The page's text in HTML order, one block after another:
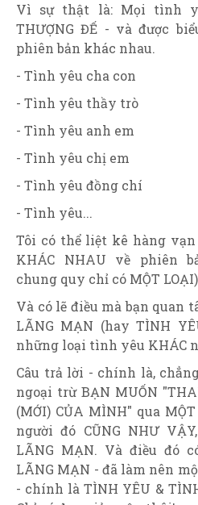
Vì sự thật là: Mọi tình
THƯỢNG ĐẾ - và được
phiên bản khác nhau.
- Tình yêu cha con
- Tình yêu thầy trò
- Tình yêu anh em
- Tình yêu chị em
- Tình yêu đồng chí
- Tình yêu...
Tôi có thể liệt kê hàng
KHÁC NHAU về phiên
chung quy chỉ có MỘT LOẠI)
Và có lẽ điều mà bạn quan
LÃNG MẠN (hay TÌNH
những loại tình yêu KHÁC
Câu trả lời - chính là,
ngoại trừ BẠN MUỐN
(MỚI) CỦA MÌNH" qua
người đó CŨNG NHƯ
LÃNG MẠN. Và điều đó
LÃNG MẠN - đã làm nên
- chính là TÌNH YÊU &